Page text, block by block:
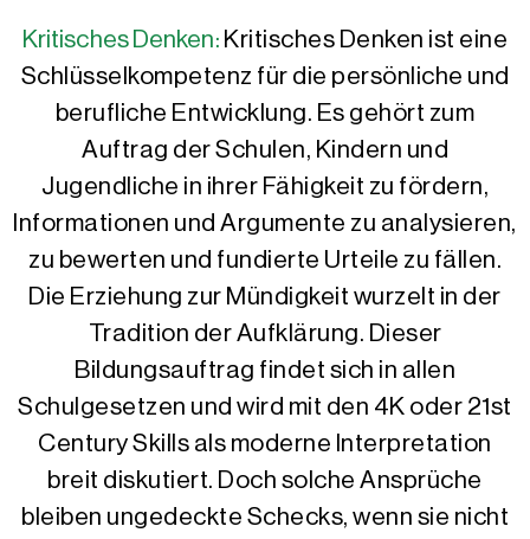
Kritisches Denken: Kritisches Denken ist eine
Schlüsselkompetenz für die persönliche und
berufliche Entwicklung. Es gehört zum
Auftrag der Schulen, Kindern und
Jugendliche in ihrer Fähigkeit zu fördern,
Informationen und Argumente zu analysieren,
zu bewerten und fundierte Urteile zu fällen.
Die Erziehung zur Mündigkeit wurzelt in der
Tradition der Aufklärung. Dieser
Bildungsauftrag findet sich in allen
Schulgesetzen und wird mit den 4K oder 21st
Century Skills als moderne Interpretation
breit diskutiert. Doch solche Ansprüche
bleiben ungedeckte Schecks, wenn sie nicht